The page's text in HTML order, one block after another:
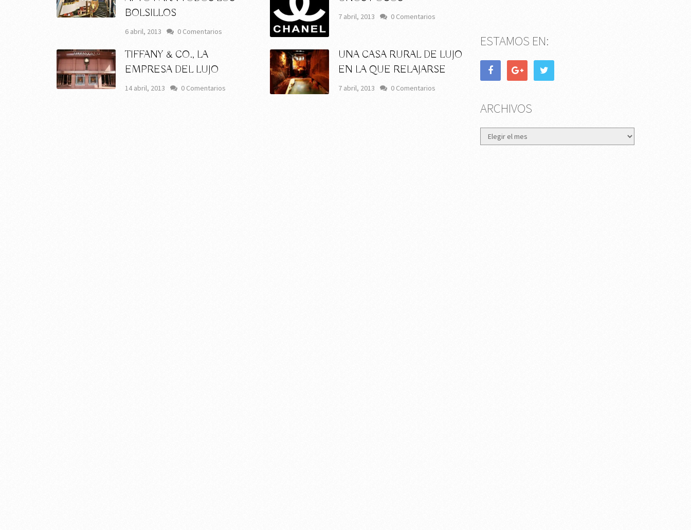
BOLSILLOS
6 abril, 2013 0 Comentarios
7 abril, 2013 0 Comentarios
TIFFANY & CO., LA
EMPRESA DEL LUJO
14 abril, 2013 0 Comentarios
UNA CASA RURAL DE LUJO
EN LA QUE RELAJARSE
7 abril, 2013 0 Comentarios
ESTAMOS EN:
ARCHIVOS
Archivos